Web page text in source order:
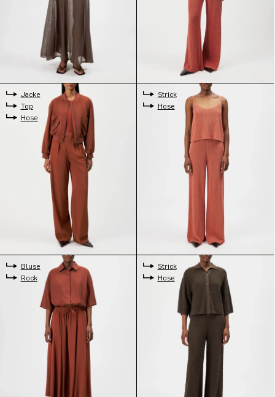
Jacke
Top
Hose
Strick
Hose
Bluse
Rock
Strick
Hose